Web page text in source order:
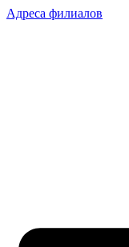
Адреса филиалов